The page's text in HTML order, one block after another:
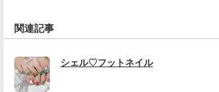
関連記事
シェル♡フットネイル